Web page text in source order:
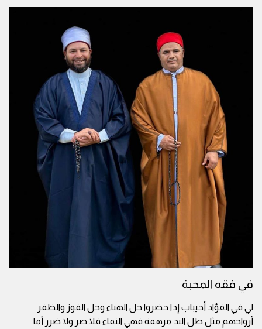
في فقه المحبة
لي في الفؤاد أحيباب إذا حضروا حل الهناء وحل الفوز والظفر
أرواحهم مثل طل الند مرهفة فهي النقاء فلا ضر ولا ضرر أما